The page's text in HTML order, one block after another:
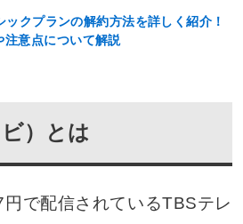
クプランの解約方法を詳しく紹介！
注意点について解説
）とは
で配信されているTBSテレ